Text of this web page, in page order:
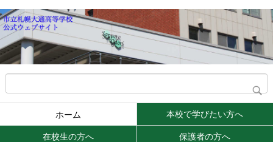
ホーム 本校で学びたい方へ
在校生の方へ 保護者の方へ